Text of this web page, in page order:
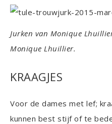
Jurken van Monique
Monique Lhuillier.
KRAAGJES
Voor de dames met lef;
kunnen best stijf of te